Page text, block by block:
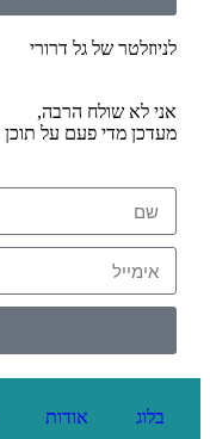
לניוזלטר של גל דרורי
אני לא שולח הרבה,
מעדכן מדי פעם על תוכן
בלוג אודות